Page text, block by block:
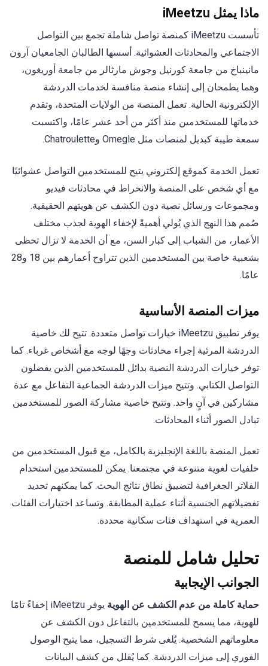
ماذا يمثل iMeetzu
تأسست iMeetzu كمنصة تواصل شاملة تجمع بين التواصل
الاجتماعي والمحادثات العشوائية. أسسها الطالبان الجامعيان آرون
مانينباخ من جامعة كورنيل وجوش مارثالر من جامعة أوريغون،
وهما يطمحان إلى إنشاء منصة منافسة لخدمات الدردشة
الإلكترونية الحالية. تعمل المنصة من الولايات المتحدة، وتقدم
خدماتها للمستخدمين منذ أكثر من أحد عشر عامًا، واكتسبت
سمعة طيبة كبديل لمنصات مثل Omegle وChatroulette.
تعمل الخدمة كموقع إلكتروني يتيح للمستخدمين التواصل عشوائيًا
مع أي شخص على المنصة والانخراط في محادثات فيديو
ومجموعات ورسائل نصية دون الكشف عن هويتهم الحقيقية.
صُمم هذا النهج الذي يُولي أهميةً لإخفاء الهوية لجذب مختلف
الأعمار، من الشباب إلى كبار السن، مع أن الخدمة لا تزال تحظى
بشعبية خاصة بين المستخدمين الذين تتراوح أعمارهم بين 18 و28
عامًا.
ميزات المنصة الأساسية
يوفر تطبيق iMeetzu خيارات تواصل متعددة. تتيح لك خاصية
الدردشة المرئية إجراء محادثات وجهًا لوجه مع أشخاص غرباء. كما
توفر خيارات الدردشة النصية بدائل للمستخدمين الذين يفضلون
التواصل الكتابي. وتتيح ميزات الدردشة الجماعية التفاعل مع عدة
مشاركين في آنٍ واحد. وتتيح خاصية مشاركة الصور للمستخدمين
تبادل الصور أثناء المحادثات.
تعمل المنصة باللغة الإنجليزية بالكامل، مع قبول المستخدمين من
خلفيات لغوية متنوعة في مجتمعنا. يمكن للمستخدمين استخدام
الفلاتر الجغرافية لتضييق نطاق نتائج البحث. كما يمكنهم تحديد
تفضيلاتهم الجنسية أثناء عملية المطابقة. وتساعد اختيارات الفئات
العمرية في استهداف فئات سكانية محددة.
تحليل شامل للمنصة
الجوانب الإيجابية
حماية كاملة من عدم الكشف عن الهوية
يوفر iMeetzu إخفاءً تامًا
للهوية، مما يسمح للمستخدمين بالتفاعل دون الكشف عن
معلوماتهم الشخصية. يُلغى شرط التسجيل، مما يتيح الوصول
الفوري إلى ميزات الدردشة. كما يُقلل من كشف البيانات